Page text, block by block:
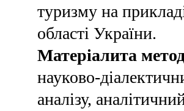
туризму на
області України.
Матеріалита
науково-
аналізу,